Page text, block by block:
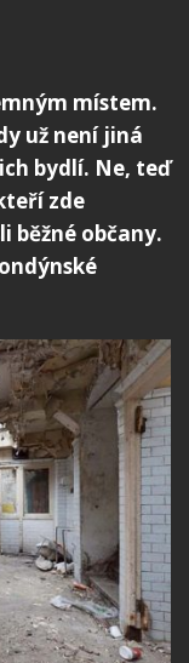
místem.
už není jiná
bydlí. Ne, teď
zde
běžné občany.